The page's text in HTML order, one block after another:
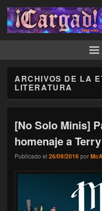
¡Cargad!
ARCHIVOS DE LA
LITERATURA
[No Solo Minis]
homenaje a
Publicado el 26/09/2016por